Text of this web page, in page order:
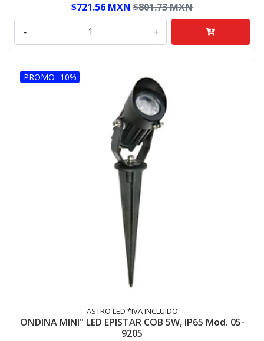
$721.56 MXN $801.73 MXN
+
-
PROMO -10%
ASTRO LED *IVA INCLUIDO
ONDINA MINI" LED EPISTAR COB 5W, IP65 Mod. 05-
9205